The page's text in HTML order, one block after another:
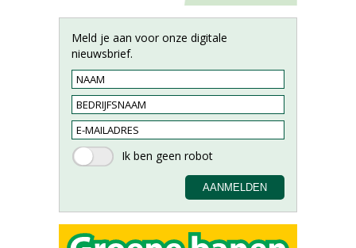
Meld je aan voor onze digitale
nieuwsbrief.